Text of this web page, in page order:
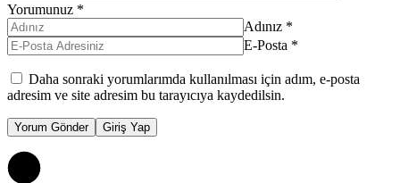
Yorumunuz *
Adınız *
E-Posta *
Daha sonraki yorumlarımda kullanılması için adım, e-posta
adresim ve site adresim bu tarayıcıya kaydedilsin.
Yorum Gönder Giriş Yap